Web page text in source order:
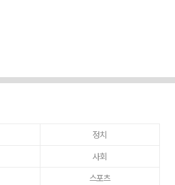
정치
사회
스포츠